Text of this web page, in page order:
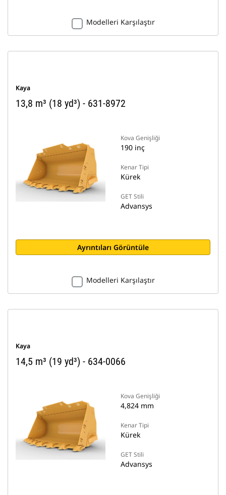
Modelleri Karşılaştır
Kaya
13,8 m³ (18 yd³) - 631-8972
Kova Genişliği
190 inç
Kenar Tipi
Kürek
GET Stili
Advansys
Ayrıntıları Görüntüle
Modelleri Karşılaştır
Kaya
14,5 m³ (19 yd³) - 634-0066
Kova Genişliği
4,824 mm
Kenar Tipi
Kürek
GET Stili
Advansys